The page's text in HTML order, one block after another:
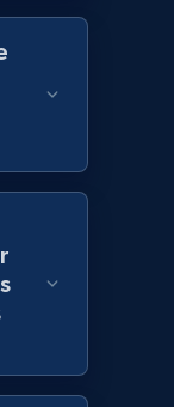
agora
url
Price,
and
agora